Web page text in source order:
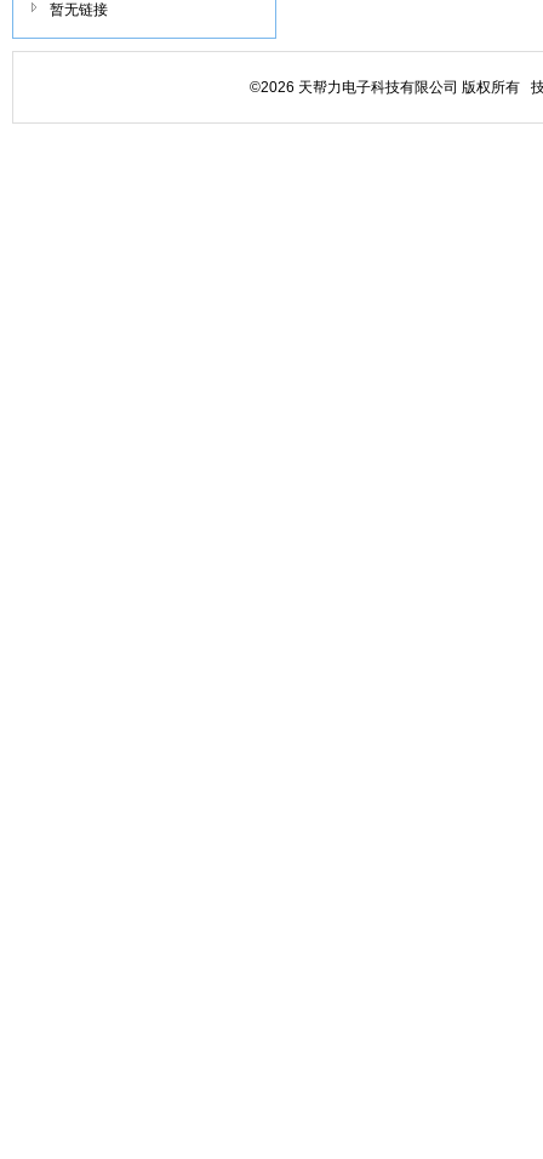
暂无链接
©2026 天帮力电子科技有限公司 版权所有